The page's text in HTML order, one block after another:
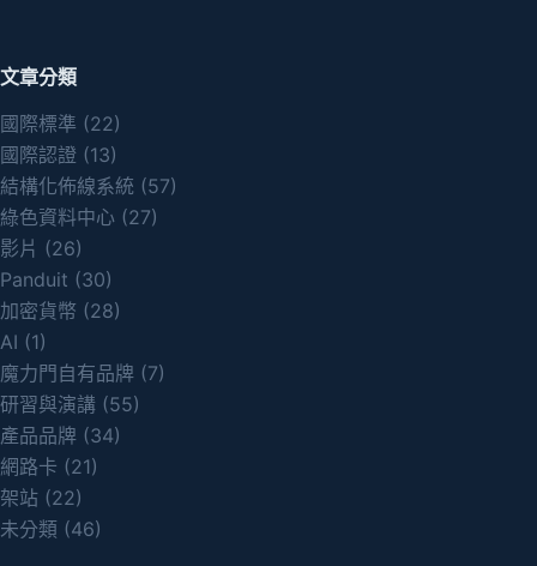
文章分類
國際標準 (22)
國際認證 (13)
結構化佈線系統 (57)
綠色資料中心 (27)
影片 (26)
Panduit (30)
加密貨幣 (28)
AI (1)
魔力門自有品牌 (7)
研習與演講 (55)
產品品牌 (34)
網路卡 (21)
架站 (22)
未分類 (46)